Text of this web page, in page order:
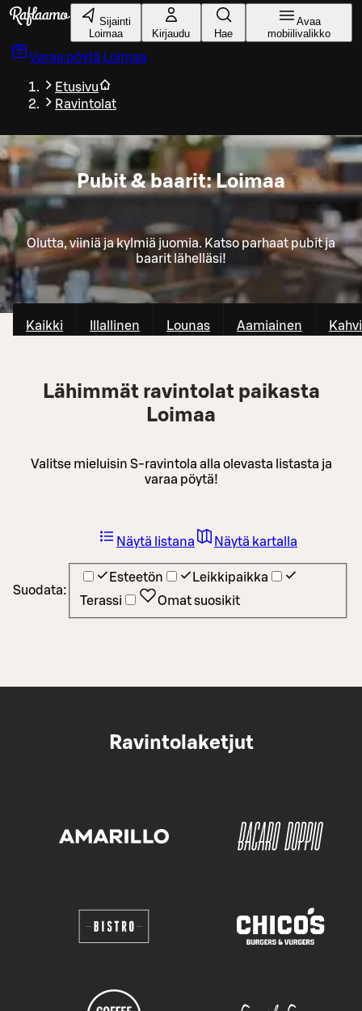
Siirry pääsisältöön
Sijainti
Loimaa
Kirjaudu Hae
Avaa
mobiilivalikko
Varaa pöytä Loimaa
Etusivu
Ravintolat
Pubit & baarit: Loimaa
Olutta, viiniä ja kylmiä juomia. Katso parhaat pubit ja
baarit lähelläsi!
Kaikki Illallinen Lounas Aamiainen
Lähimmät ravintolat paikasta
Loimaa
Valitse mieluisin S-ravintola alla olevasta listasta ja
varaa pöytä!
Suodata:
Esteetön
Leikkipaikka
Terassi
Omat suosikit
Näytä listana Näytä kartalla
Ravintolaketjut